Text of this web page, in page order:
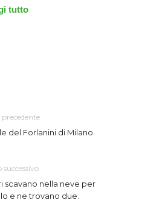
tutto
del Forlanini di Milano.
successivo
scavano nella neve per
e ne trovano due.